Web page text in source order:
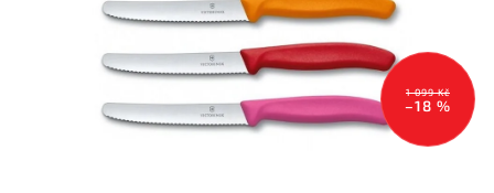
1 099 Kč
–18 %